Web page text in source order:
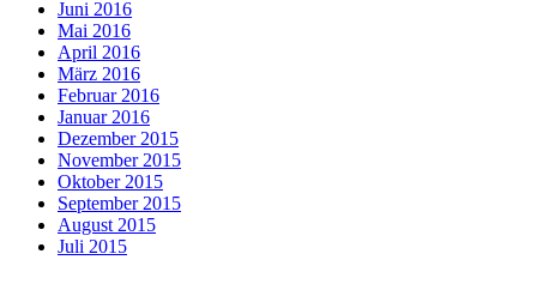
Juni 2016
Mai 2016
April 2016
März 2016
Februar 2016
Januar 2016
Dezember 2015
November 2015
Oktober 2015
September 2015
August 2015
Juli 2015